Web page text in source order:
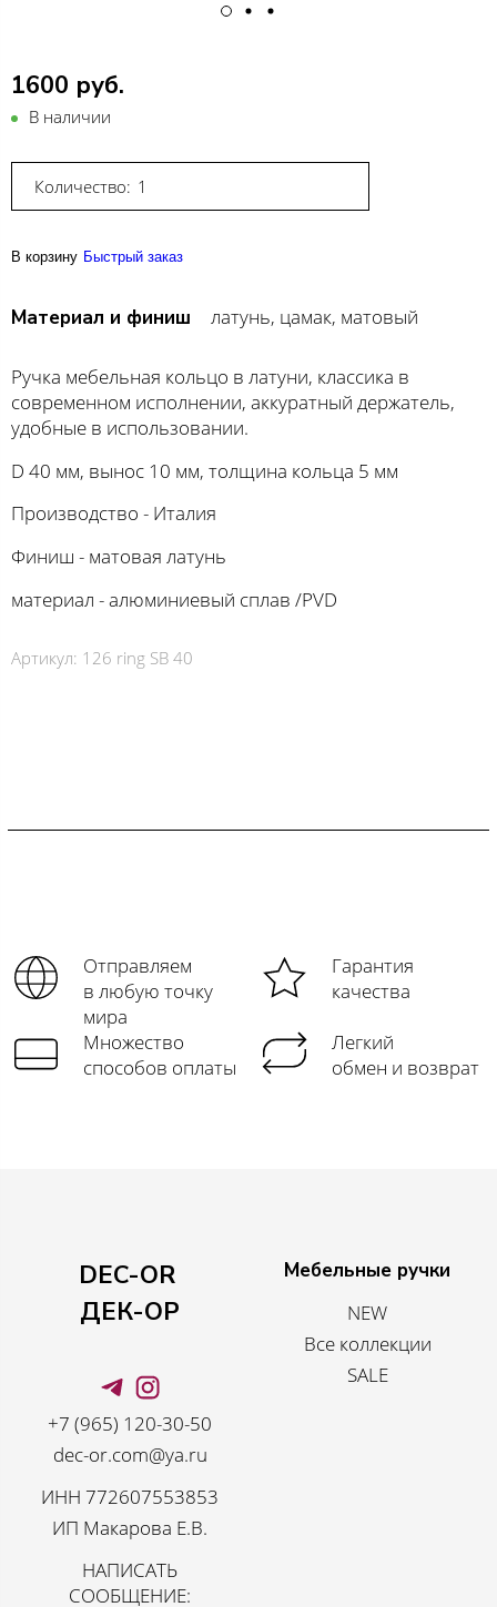
1600 руб.
В наличии
Количество:
В корзину Быстрый заказ
Материал и финиш латунь, цамак, матовый
Ручка мебельная кольцо в латуни, классика в
современном исполнении, аккуратный держатель,
удобные в использовании.
D 40 мм, вынос 10 мм, толщина кольца 5 мм
Производство - Италия
Финиш - матовая латунь
материал - алюминиевый сплав /PVD
Артикул: 126 ring SB 40
Отправляем
в любую точку
мира
Гарантия
качества
Множество
способов оплаты
Легкий
обмен и возврат
DEC-OR
ДЕК-ОР
+7 (965) 120-30-50
dec-or.com@ya.ru
ИНН 772607553853
ИП Макарова Е.В.
НАПИСАТЬ
СООБЩЕНИЕ:
Мебельные ручки
NEW
Все коллекции
SALE